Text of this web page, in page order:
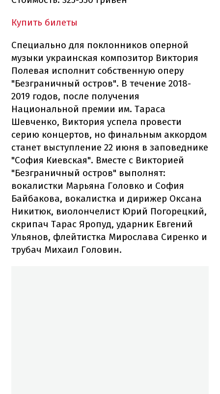
Купить билеты
Специально для поклонников оперной
музыки украинская композитор Виктория
Полевая исполнит собственную оперу
"Безграничный остров". В течение 2018-
2019 годов, после получения
Национальной премии им. Тараса
Шевченко, Виктория успела провести
серию концертов, но финальным аккордом
станет выступление 22 июня в заповеднике
"София Киевская". Вместе с Викторией
"Безграничный остров" выполнят:
вокалистки Марьяна Головко и София
Байбакова, вокалистка и дирижер Оксана
Никитюк, виолончелист Юрий Погорецкий,
скрипач Тарас Яропуд, ударник Евгений
Ульянов, флейтистка Мирослава Сиренко и
трубач Михаил Головин.